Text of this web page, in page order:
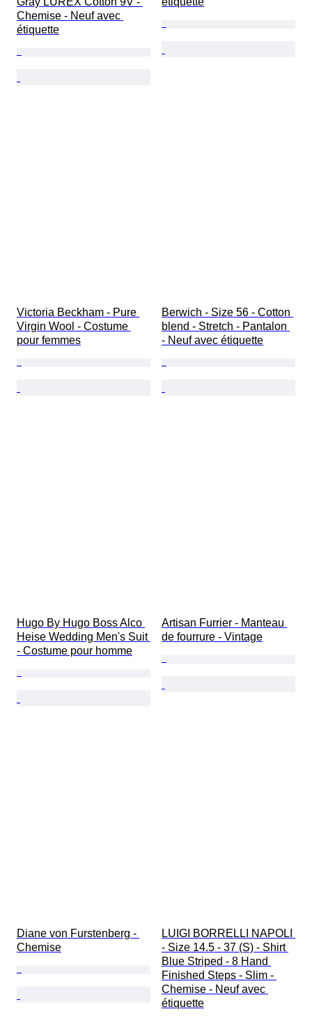
Chemise - Neuf avec
étiquette
Victoria Beckham - Pure
Virgin Wool - Costume
pour femmes
Berwich - Size 56 - Cotton
blend - Stretch - Pantalon
- Neuf avec étiquette
Hugo By Hugo Boss Alco
Heise Wedding Men's Suit
- Costume pour homme
Artisan Furrier - Manteau
de fourrure - Vintage
Diane von Furstenberg -
Chemise
LUIGI BORRELLI NAPOLI
- Size 14.5 - 37 (S) - Shirt
Blue Striped - 8 Hand
Finished Steps - Slim -
Chemise - Neuf avec
étiquette